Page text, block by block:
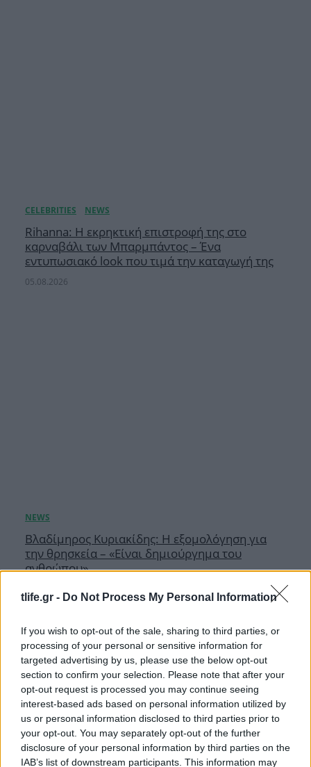
tlife.gr - Do Not Process My Personal Information
If you wish to opt-out of the sale, sharing to third parties, or
processing of your personal or sensitive information for
targeted advertising by us, please use the below opt-out
section to confirm your selection. Please note that after your
opt-out request is processed you may continue seeing
interest-based ads based on personal information utilized by
us or personal information disclosed to third parties prior to
your opt-out. You may separately opt-out of the further
disclosure of your personal information by third parties on the
IAB’s list of downstream participants. This information may
Rihanna: Η εκρηκτική επιστροφή της στο
καρναβάλι των Μπαρμπάντος – Ένα
εντυπωσιακό look που τιμά την καταγωγή της
05.08.2026
Βλαδίμηρος Κυριακίδης: Η εξομολόγηση για
την θρησκεία – «Είναι δημιούργημα του
ανθρώπου»
AND MORE